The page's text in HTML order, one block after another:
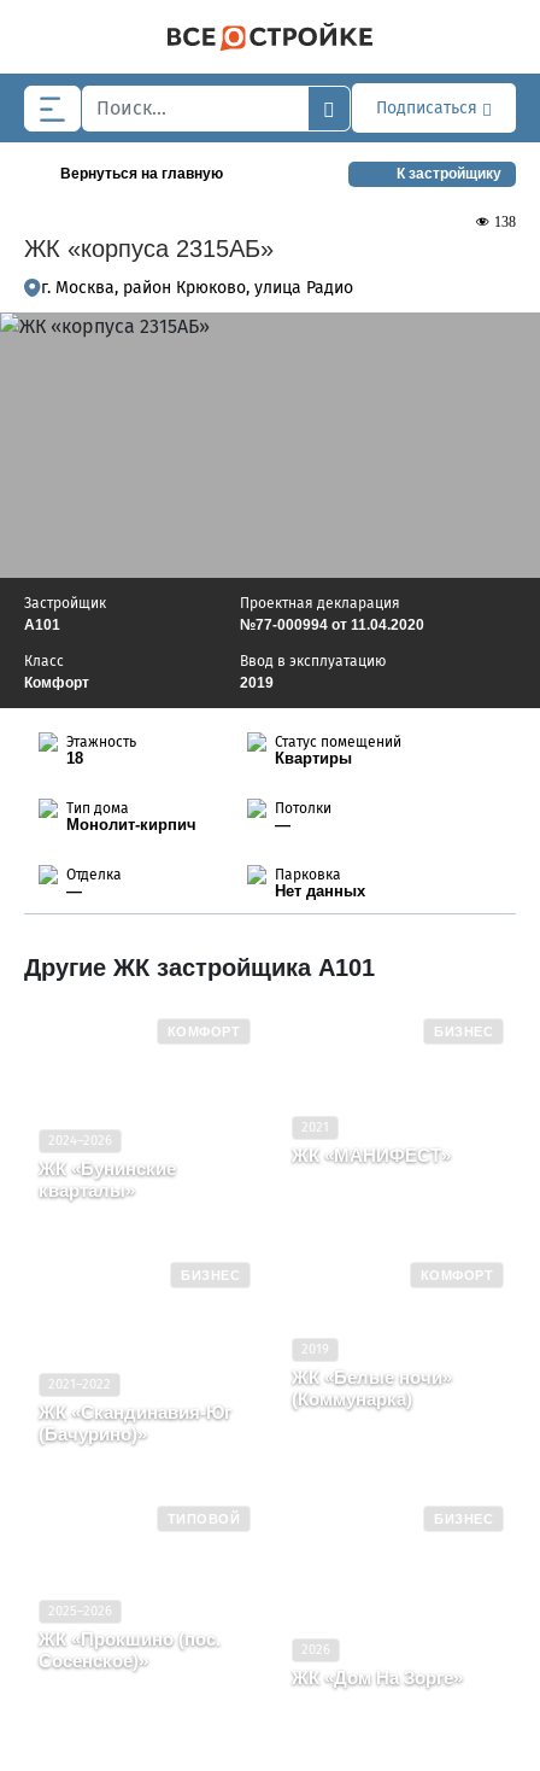
Подписаться
Вернуться на главную К застройщику
ЖК «корпуса 2315АБ»
138
г. Москва, район Крюково, улица Радио
Застройщик
А101
Проектная декларация
№77-000994 от 11.04.2020
Ввод в эксплуатацию
2019
Класс
Комфорт
Этажность
18
Статус помещений
Квартиры
Тип дома
Монолит-кирпич
Потолки
—
Отделка
—
Парковка
Нет данных
Другие ЖК застройщика А101
КОМФОРТ
2024–2026
ЖК «Бунинские
кварталы»
БИЗНЕС
2021
ЖК «МАНИФЕСТ»
БИЗНЕС
2021–2022
ЖК «Скандинавия-Юг
(Бачурино)»
КОМФОРТ
2019
ЖК «Белые ночи»
(Коммунарка)
ТИПОВОЙ
2025–2026
ЖК «Прокшино (пос.
Сосенское)»
БИЗНЕС
2026
ЖК «Дом На Зорге»